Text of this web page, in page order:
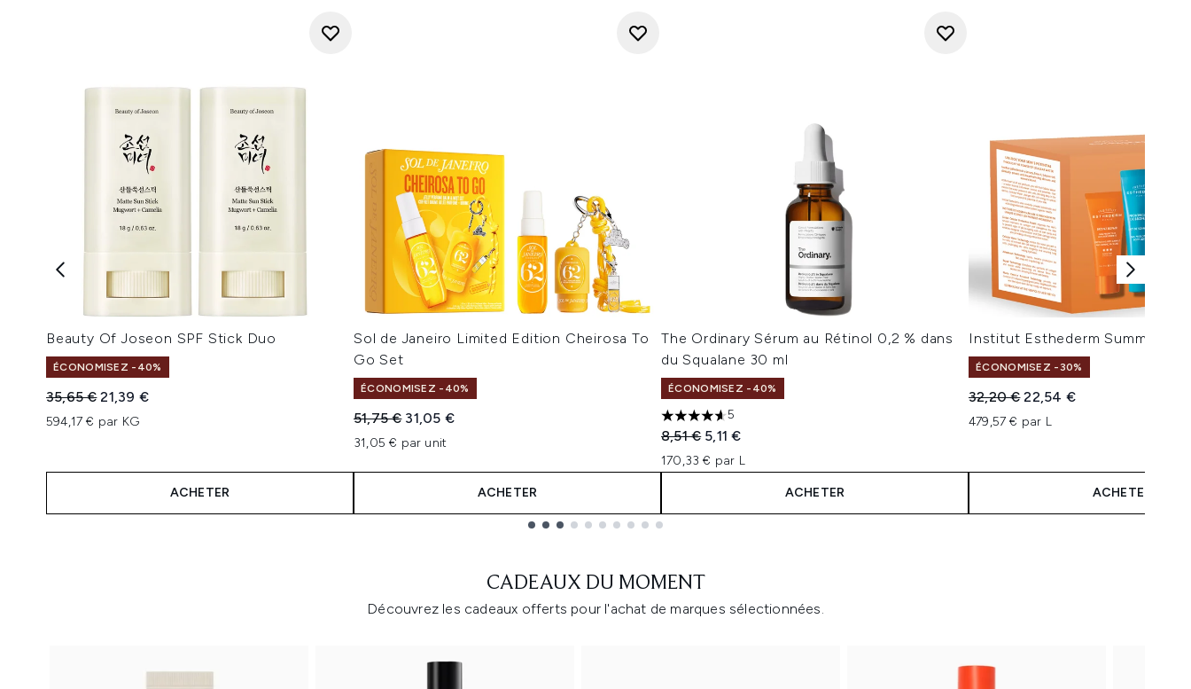
Beauty Of Joseon SPF Stick Duo
ÉCONOMISEZ -40%
Prix de vente :
35,65 €Prix ​​actuel :
21,39 €
594,17 € par KG
ACHETER
Sol de Janeiro Limited Edition Cheirosa To
Go Set
ÉCONOMISEZ -40%
Prix de vente :
51,75 € Prix ​​actuel :
31,05 €
31,05 € par unit
ACHETER
The Ordinary Sérum au Rétinol 0,2 % dans
du Squalane 30 ml
ÉCONOMISEZ -40%
4.6 étoiles sur un maximum de 5
5
Prix de vente :
8,51 € Prix ​​actuel :
5,11 €
170,33 € par L
ACHETER
Institut Esthederm Summer
ÉCONOMISEZ -30%
Prix de vente :
32,20 €Prix ​​actuel :
22,54 €
479,57 € par L
ACHETER
CADEAUX DU MOMENT
Découvrez les cadeaux offerts pour l'achat de marques sélectionnées.